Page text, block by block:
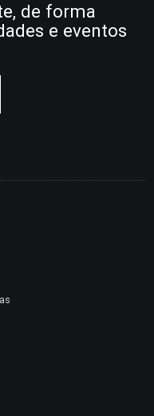
de forma
e eventos